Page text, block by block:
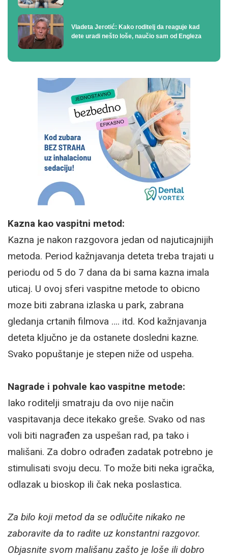
Vladeta Jerotić: Kako roditelj da reaguje kad
dete uradi nešto loše, naučio sam od Engleza
Kazna kao vaspitni metod:
Kazna je nakon razgovora jedan od najuticajnijih
metoda. Period kažnjavanja deteta treba trajati u
periodu od 5 do 7 dana da bi sama kazna imala
uticaj. U ovoj sferi vaspitne metode to obicno
moze biti zabrana izlaska u park, zabrana
gledanja crtanih filmova …. itd. Kod kažnjavanja
deteta ključno je da ostanete dosledni kazne.
Svako popuštanje je stepen niže od uspeha.
Nagrade i pohvale kao vaspitne metode:
Iako roditelji smatraju da ovo nije način
vaspitavanja dece itekako greše. Svako od nas
voli biti nagrađen za uspešan rad, pa tako i
mališani. Za dobro odrađen zadatak potrebno je
stimulisati svoju decu. To može biti neka igračka,
odlazak u bioskop ili čak neka poslastica.
Za bilo koji metod da se odlučite nikako ne
zaboravite da to radite uz konstantni razgovor.
Objasnite svom mališanu zašto je loše ili dobro